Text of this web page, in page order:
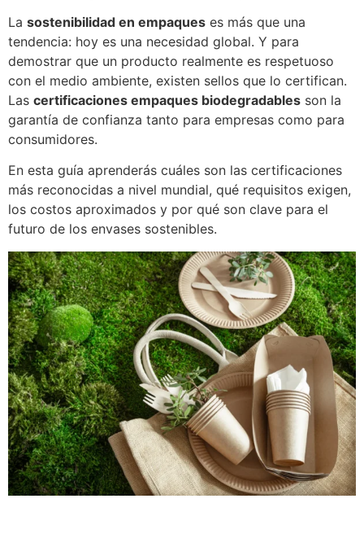
La sostenibilidad en empaques es más que una
tendencia: hoy es una necesidad global. Y para
demostrar que un producto realmente es respetuoso
con el medio ambiente, existen sellos que lo certifican.
Las certificaciones empaques biodegradables son la
garantía de confianza tanto para empresas como para
consumidores.
En esta guía aprenderás cuáles son las certificaciones
más reconocidas a nivel mundial, qué requisitos exigen,
los costos aproximados y por qué son clave para el
futuro de los envases sostenibles.